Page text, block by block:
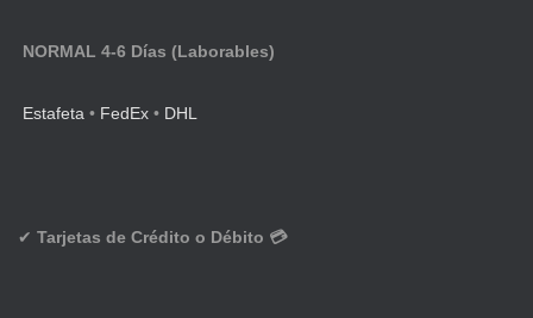
NORMAL 4-6 Días (Laborables)
Estafeta • FedEx • DHL
✔ Tarjetas de Crédito o Débito 💳